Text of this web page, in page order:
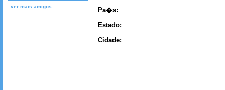
ver mais amigos
Pa�s:
Estado:
Cidade: